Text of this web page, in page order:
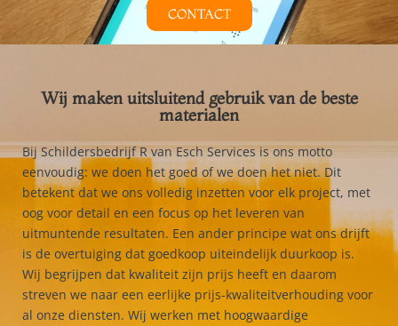
CONTACT
Wij maken uitsluitend gebruik van de beste
materialen
Bij Schildersbedrijf R van Esch Services is ons motto
eenvoudig: we doen het goed of we doen het niet. Dit
betekent dat we ons volledig inzetten voor elk project, met
oog voor detail en een focus op het leveren van
uitmuntende resultaten. Een ander principe wat ons drijft
is de overtuiging dat goedkoop uiteindelijk duurkoop is.
Wij begrijpen dat kwaliteit zijn prijs heeft en daarom
streven we naar een eerlijke prijs-kwaliteitverhouding voor
al onze diensten. Wij werken met hoogwaardige